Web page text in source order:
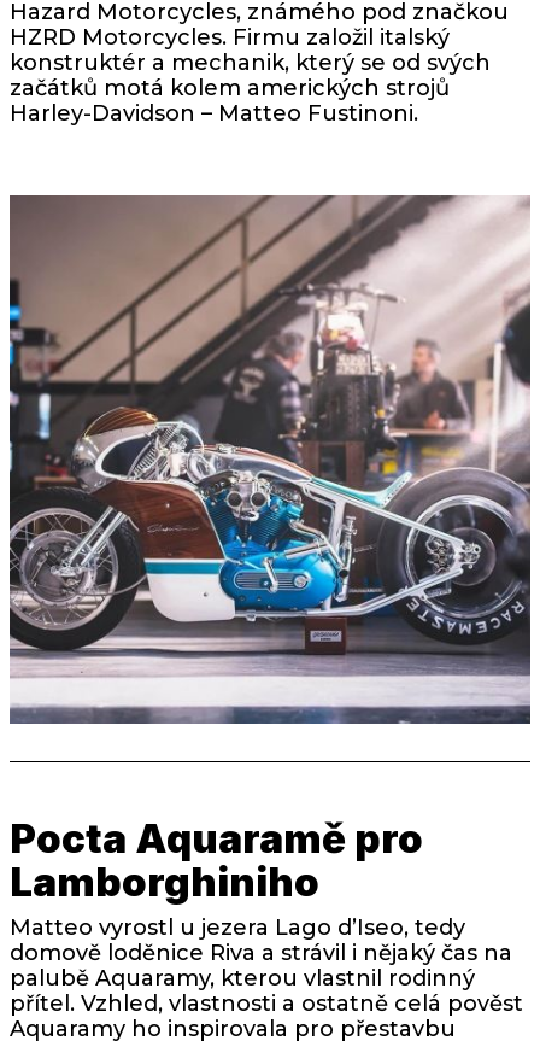
Hazard Motorcycles, známého pod značkou
HZRD Motorcycles. Firmu založil italský
konstruktér a mechanik, který se od svých
začátků motá kolem amerických strojů
Harley-Davidson – Matteo Fustinoni.
Pocta Aquaramě pro
Lamborghiniho
Matteo vyrostl u jezera Lago d’Iseo, tedy
domově loděnice Riva a strávil i nějaký čas na
palubě Aquaramy, kterou vlastnil rodinný
přítel. Vzhled, vlastnosti a ostatně celá pověst
Aquaramy ho inspirovala pro přestavbu